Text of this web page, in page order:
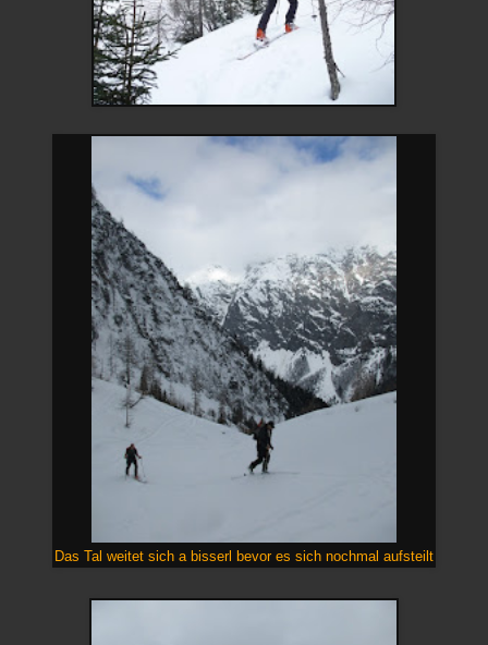
Das Tal weitet sich a bisserl bevor es sich nochmal aufsteilt